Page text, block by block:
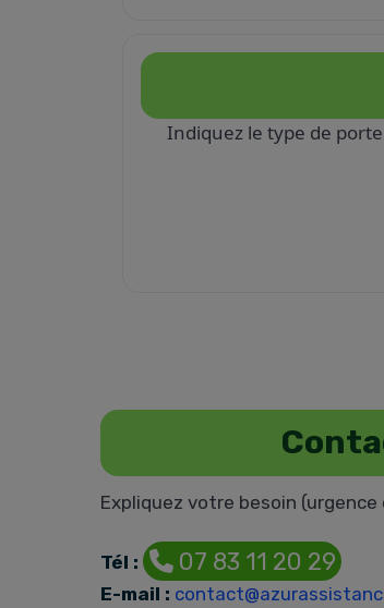
Indiquez le type de
Expliquez votre besoin
Tél : 07 83 11 20 29
E-mail :